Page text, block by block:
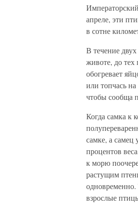
апреле, эти
в сотне
В течение
животе, до тех
обогревает
или топчась
чтобы сообща
Когда самка к
самке, а самец
процентов
к морю
растущим
одновременно.
взрослые